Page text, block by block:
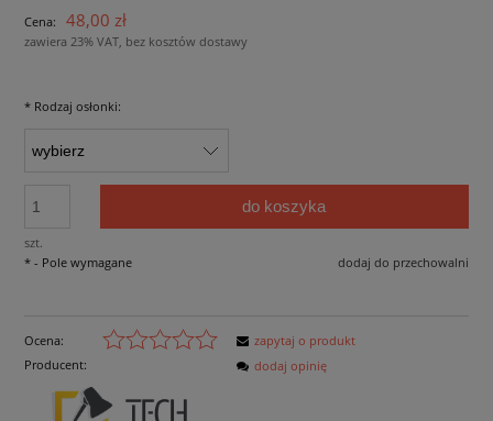
Cena: 48,00 zł
zawiera 23% VAT, bez kosztów dostawy
* Rodzaj osłonki:
szt.
do koszyka
dodaj do przechowalni
* - Pole wymagane
Ocena:
Producent:
zapytaj o produkt
dodaj opinię